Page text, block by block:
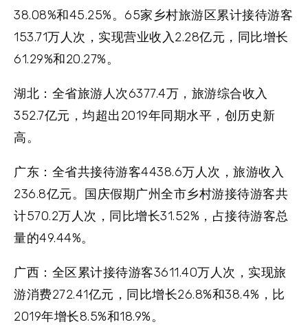
38.08%和45.25%。65家乡村旅游区累计接待游客
153.71万人次，实现营业收入2.28亿元，同比增长
61.29%和20.27%。
湖北： 全省旅游人次6377.4万，旅游综合收入
352.7亿元，均超出2019年同期水平，创历史新
高。
广东： 全省共接待游客4438.6万人次，旅游收入
236.8亿元。国庆假期广州全市乡村游接待游客共
计570.2万人次，同比增长31.52%，占接待游客总
量的49.44%。
广西： 全区累计接待游客3611.40万人次，实现旅
游消费272.41亿元，同比增长26.8%和38.4%，比
2019年增长8.5%和18.9%。